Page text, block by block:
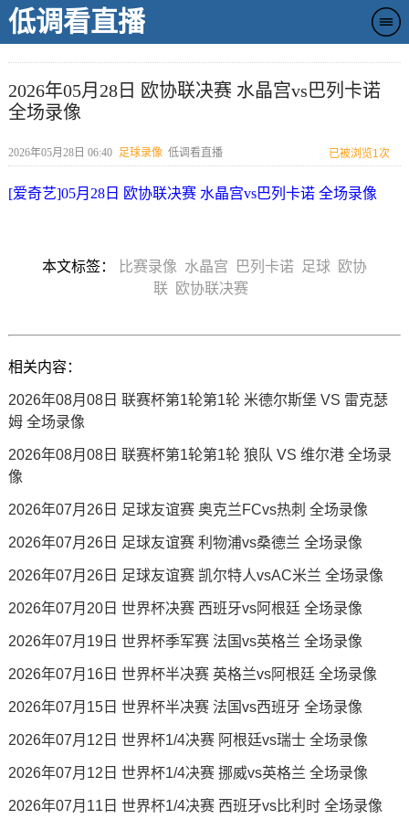
低调看直播
2026年05月28日 欧协联决赛 水晶宫vs巴列卡诺
全场录像
2026年05月28日 06:40 足球录像 低调看直播 已被浏览1次
[爱奇艺]05月28日 欧协联决赛 水晶宫vs巴列卡诺 全场录像
本文标签： 比赛录像 水晶宫 巴列卡诺 足球 欧协
联 欧协联决赛
相关内容：
2026年08月08日 联赛杯第1轮第1轮 米德尔斯堡 VS 雷克瑟
姆 全场录像
2026年08月08日 联赛杯第1轮第1轮 狼队 VS 维尔港 全场录
像
2026年07月26日 足球友谊赛 奥克兰FCvs热刺 全场录像
2026年07月26日 足球友谊赛 利物浦vs桑德兰 全场录像
2026年07月26日 足球友谊赛 凯尔特人vsAC米兰 全场录像
2026年07月20日 世界杯决赛 西班牙vs阿根廷 全场录像
2026年07月19日 世界杯季军赛 法国vs英格兰 全场录像
2026年07月16日 世界杯半决赛 英格兰vs阿根廷 全场录像
2026年07月15日 世界杯半决赛 法国vs西班牙 全场录像
2026年07月12日 世界杯1/4决赛 阿根廷vs瑞士 全场录像
2026年07月12日 世界杯1/4决赛 挪威vs英格兰 全场录像
2026年07月11日 世界杯1/4决赛 西班牙vs比利时 全场录像